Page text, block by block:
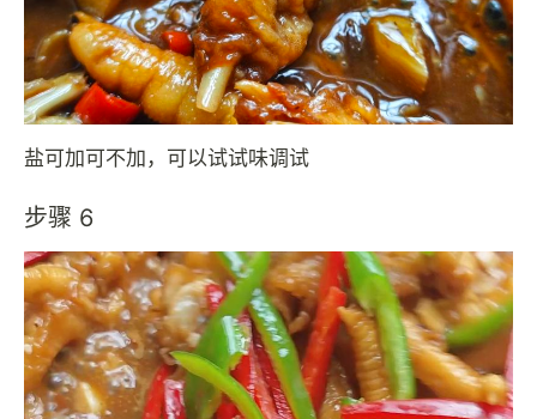
盐可加可不加，可以试试味调试
步骤 6